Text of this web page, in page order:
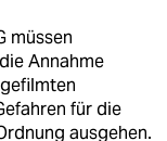
müssen
Annahme
für die
ausgehen.